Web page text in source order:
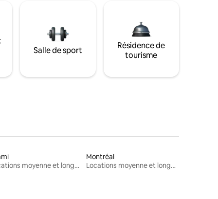
Salle de sport
Résidence de
tourisme
Locations moyenne et longue durée
Montréal
Locations moyenne et longue durée